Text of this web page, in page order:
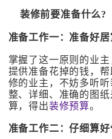
装修前要准备什么?
准备工作一：准备好居
掌握了这一原则的业
提供准备花掉的钱，
修的业主，不妨多听
整、详细、准确的图
算，得出装修预算。
准备工作二：仔细算好